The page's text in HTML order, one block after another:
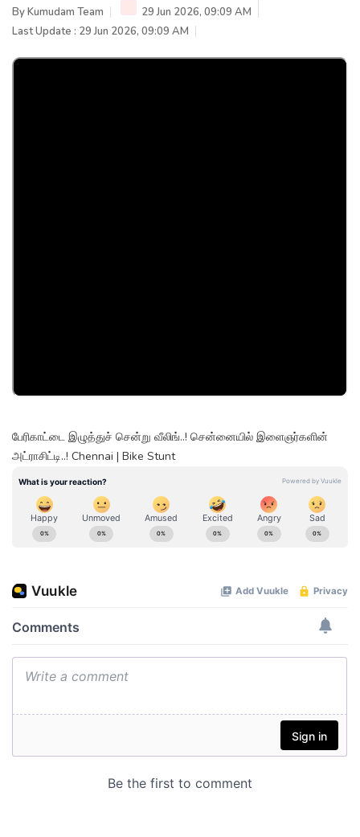
ByKumudam Team
29 Jun 2026, 09:09 AM
Last Update : 29 Jun 2026, 09:09 AM
பேரிகாட்டை இழுத்துச் சென்று வீலிங்..! சென்னையில் இளைஞர்களின்
அட்ராசிட்டி..! Chennai | Bike Stunt